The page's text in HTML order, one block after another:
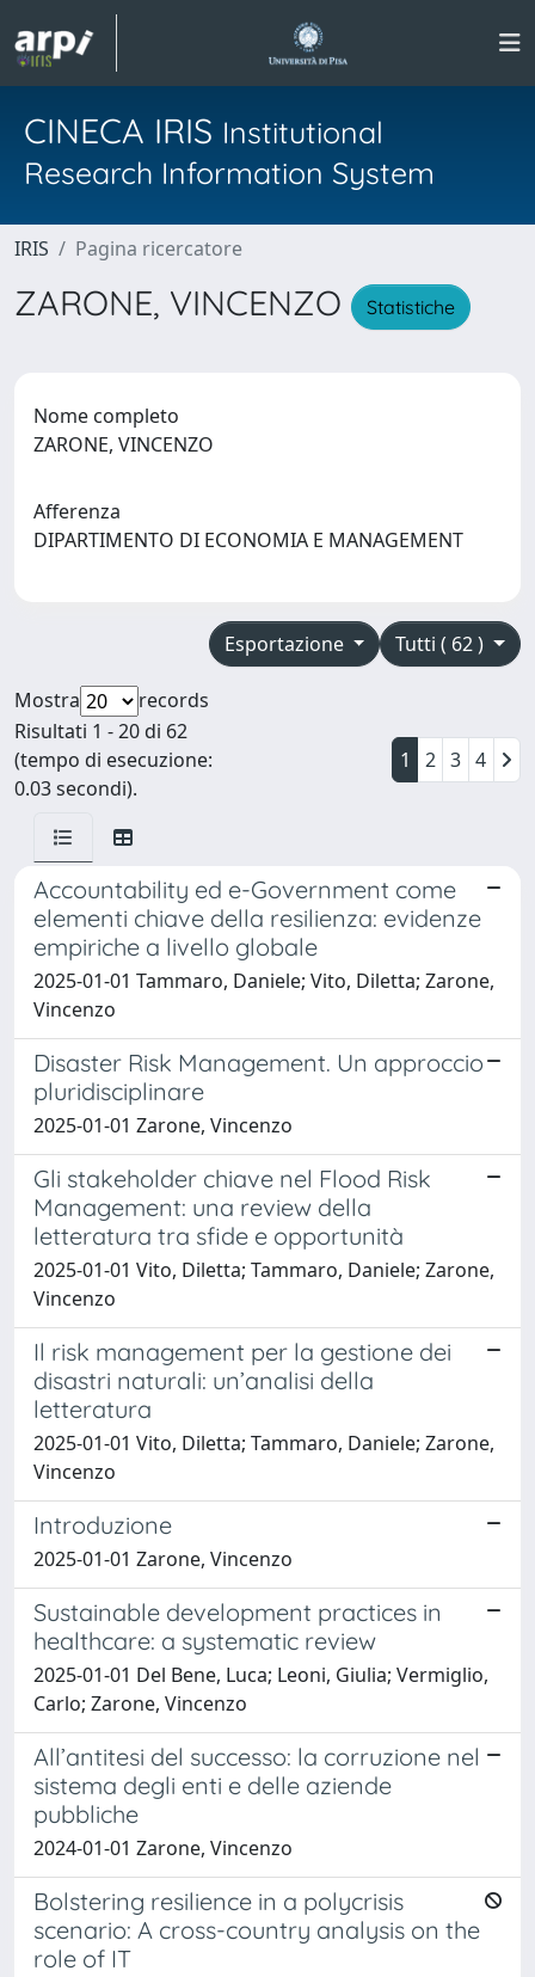
CINECA IRIS Institutional
Research Information System
IRIS Pagina ricercatore
ZARONE, VINCENZO Statistiche
Nome completo
ZARONE, VINCENZO
Afferenza
DIPARTIMENTO DI ECONOMIA E MANAGEMENT
Tutti ( 62 )
Esportazione
Mostra
records
Risultati 1 - 20 di 62
(tempo di esecuzione:
0.03 secondi).
1 2 3 4
Accountability ed e-Government come
elementi chiave della resilienza: evidenze
empiriche a livello globale
2025-01-01 Tammaro, Daniele; Vito, Diletta; Zarone,
Vincenzo
Disaster Risk Management. Un approccio
pluridisciplinare
2025-01-01 Zarone, Vincenzo
Gli stakeholder chiave nel Flood Risk
Management: una review della
letteratura tra sfide e opportunità
2025-01-01 Vito, Diletta; Tammaro, Daniele; Zarone,
Vincenzo
Il risk management per la gestione dei
disastri naturali: un’analisi della
letteratura
2025-01-01 Vito, Diletta; Tammaro, Daniele; Zarone,
Vincenzo
Introduzione
2025-01-01 Zarone, Vincenzo
Sustainable development practices in
healthcare: a systematic review
2025-01-01 Del Bene, Luca; Leoni, Giulia; Vermiglio,
Carlo; Zarone, Vincenzo
All’antitesi del successo: la corruzione nel
sistema degli enti e delle aziende
pubbliche
2024-01-01 Zarone, Vincenzo
Bolstering resilience in a polycrisis
scenario: A cross-country analysis on the
role of IT